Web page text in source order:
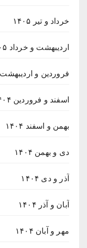
خرداد و تیر ۱۴۰۵
اردیبهشت و خرداد ۱۴۰۵
فروردین و اردیبهشت ۱۴۰۵
اسفند و فروردین ۱۴۰۴
بهمن و اسفند ۱۴۰۴
دی و بهمن ۱۴۰۴
آذر و دی ۱۴۰۴
آبان و آذر ۱۴۰۴
مهر و آبان ۱۴۰۴